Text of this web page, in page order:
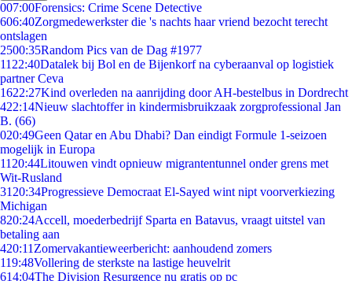
007:00Forensics: Crime Scene Detective
606:40Zorgmedewerkster die 's nachts haar vriend bezocht terecht
ontslagen
2500:35Random Pics van de Dag #1977
11 22:40Datalek bij Bol en de Bijenkorf na cyberaanval op logistiek
partner Ceva
1622:27Kind overleden na aanrijding door AH-bestelbus in Dordrecht
422:14Nieuw slachtoffer in kindermisbruikzaak zorgprofessional Jan
B. (66)
020:49Geen Qatar en Abu Dhabi? Dan eindigt Formule 1-seizoen
mogelijk in Europa
11 20:44Litouwen vindt opnieuw migrantentunnel onder grens met
Wit-Rusland
31 20:34Progressieve Democraat El-Sayed wint nipt voorverkiezing
Michigan
820:24Accell, moederbedrijf Sparta en Batavus, vraagt uitstel van
betaling aan
420:11 Zomervakantieweerbericht: aanhoudend zomers
119:48Vollering de sterkste na lastige heuvelrit
614:04The Division Resurgence nu gratis op pc